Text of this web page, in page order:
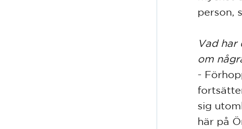
person,
Vad har
om
-
sig
här på